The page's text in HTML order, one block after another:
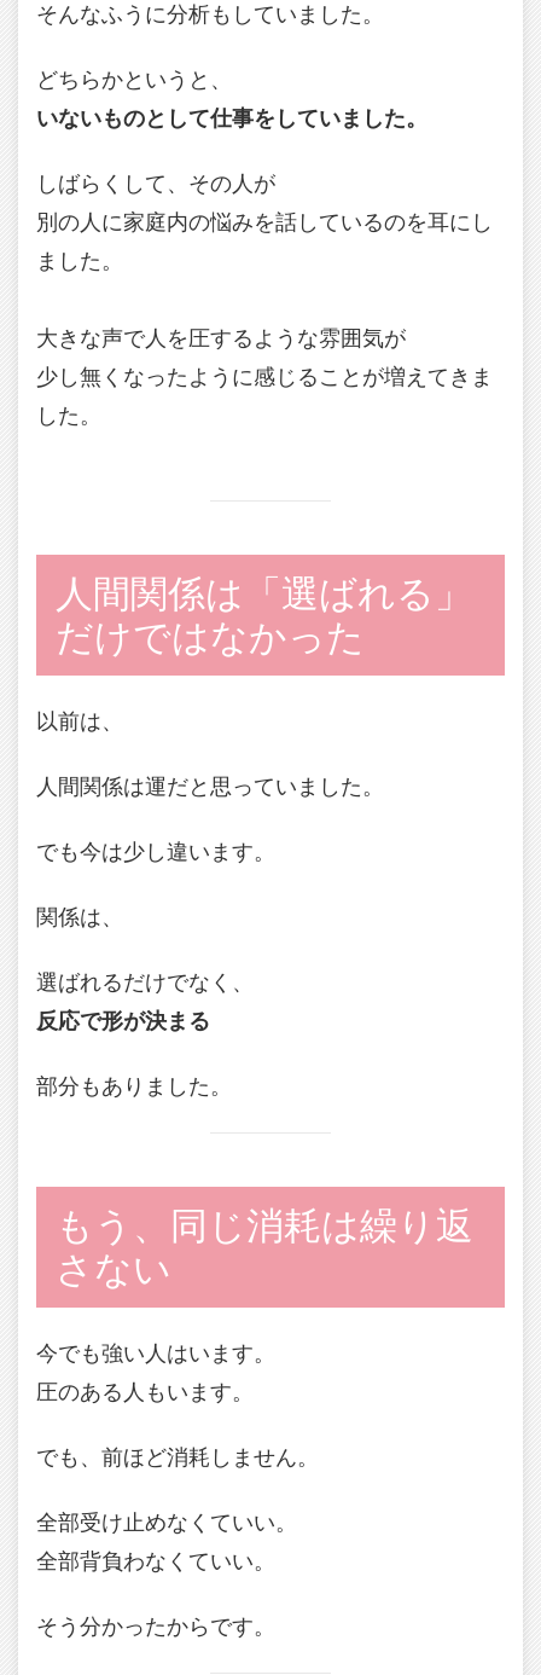
そんなふうに分析もしていました。
どちらかというと、
いないものとして仕事をしていました。
しばらくして、その人が
別の人に家庭内の悩みを話しているのを耳にし
ました。
大きな声で人を圧するような雰囲気が
少し無くなったように感じることが増えてきま
した。
人間関係は「選ばれる」
だけではなかった
以前は、
人間関係は運だと思っていました。
でも今は少し違います。
関係は、
選ばれるだけでなく、
反応で形が決まる
部分もありました。
もう、同じ消耗は繰り返
さない
今でも強い人はいます。
圧のある人もいます。
でも、前ほど消耗しません。
全部受け止めなくていい。
全部背負わなくていい。
そう分かったからです。